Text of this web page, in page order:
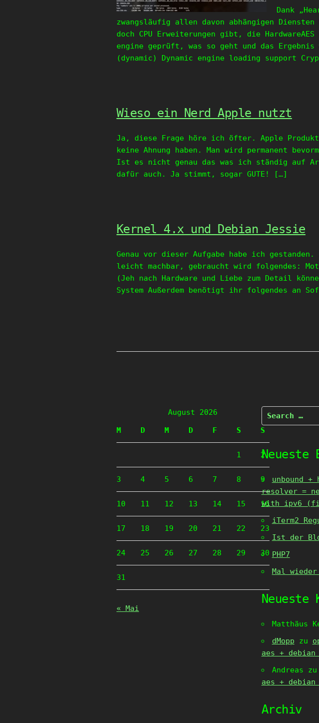
Dank
zwangsläufig allen davon abhängigen
doch CPU Erweiterungen gibt, die
engine geprüft, was so geht und das
(dynamic) Dynamic engine loading support
Wieso ein Nerd Apple nutzt
Ja, diese Frage höre ich öfter. Apple
keine Ahnung haben. Man wird permanent
Ist es nicht genau das was ich ständig auf
dafür auch. Ja stimmt, sogar GUTE! […]
Kernel 4.x und Debian Jessie
Genau vor dieser Aufgabe habe ich
leicht machbar, gebraucht wird folgendes:
(Jeh nach Hardware und Liebe zum Detail
System Außerdem benötigt ihr folgendes an
August 2026
M
D M D F S S
1 2
3 4 5 6 7 8 9
10 11 12 13 14 15 16
17 18 19 20 21 22 23
24 25 26 27 28 29 30
31
« Mai
Search
for:
Neueste
unbound
resolver =
with ipv6
iTerm2
Ist der
PHP7
Mal
Neueste
Matthäus
dMopp zu
aes + debian
Andreas zu
aes + debian
Archiv